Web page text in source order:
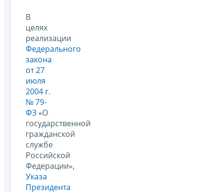
В
целях
реализации
Федерального
закона
от 27
июля
2004 г.
№ 79-
ФЗ «О
государственной
гражданской
службе
Российской
Федерации»,
Указа
Президента